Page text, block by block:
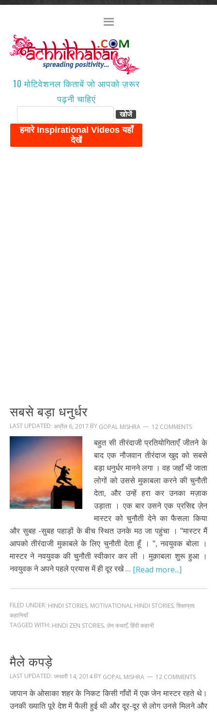
10 मोटिवेशनल किताबें जो आपको ज़रूर
पढ़नी चाहिएं
सबसे बड़ा धनुर्धर
LAST UPDATED: अप्रैल 6, 2017 BY GOPAL MISHRA 12 COMMENTS
बहुत सी तीरंदाजी प्रतियोगिताएँ जीतने के
बाद एक नौजवान तीरंदाज खुद को सबसे
बड़ा धनुर्धर मानने लगा । वह जहाँ भी जाता
लोगों को उससे मुकाबला करने की चुनौती
देता, और उन्हें हरा कर उनका मज़ाक
उड़ाता । एक बार उसने एक प्रसिद्द ज़ेन
मास्टर को चुनौती देने का फैसला किया
और सुबह -सुबह पहाड़ों के बीच स्थित उनके मठ जा पहुंचा । "मास्टर मैं
आपको तीरंदाजी मुकाबले के लिए चुनौती देता हूँ । ", नवयुवक बोला ।
मास्टर ने नवयुवक की चुनौती स्वीकार कर ली । मुक़ाबला शुरू हुआ ।
नवयुवक ने अपने पहले प्रयास में ही दूर रखे … [Read more...]
FILED UNDER: HINDI STORIES, MOTIVATIONAL HINDI STORIES, शिक्षाप्रद
कहानियाँ
TAGGED WITH: HINDI ZEN STORIES, ज़ेन कथाएँ, हिंदी कहानी
मैले कपड़े
LAST UPDATED: जनवरी 14, 2014 BY GOPAL MISHRA 12 COMMENTS
जापान के ओसाका शहर के निकट किसी गाँवों में एक जेन मास्टर रहते थे।
उनकी ख्याति पूरे देश में फैली हुई थी और दूर-दूर से लोग उनसे मिलने और